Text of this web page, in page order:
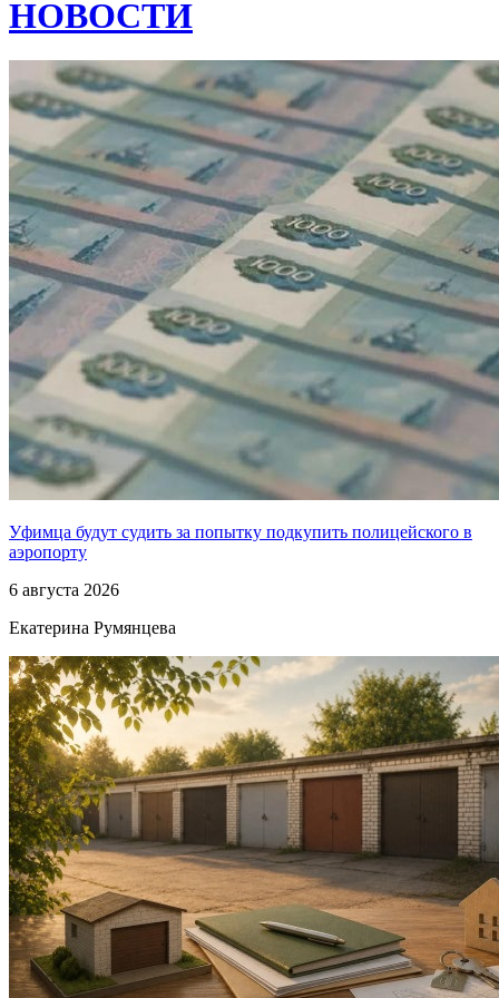
НОВОСТИ
Уфимца будут судить за попытку подкупить полицейского в
аэропорту
6 августа 2026
Екатерина Румянцева